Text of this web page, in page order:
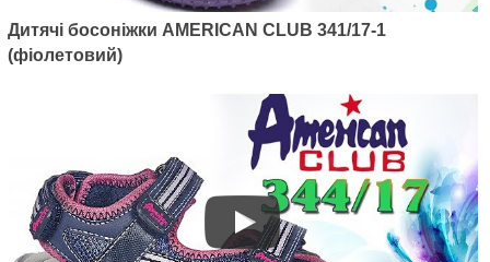
Дитячі босоніжки AMERICAN CLUB 341/17-1
(фіолетовий)